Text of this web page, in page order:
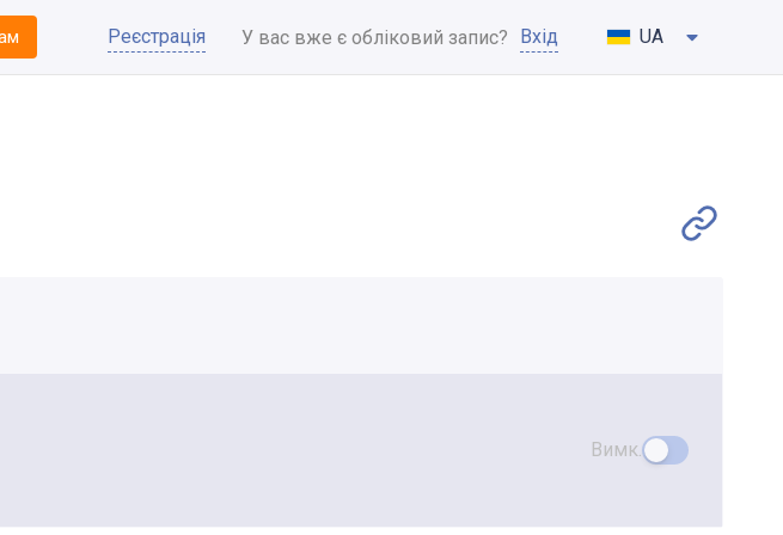
Реєстрація У вас вже є обліковий запис? Вхід UA
Вимк.